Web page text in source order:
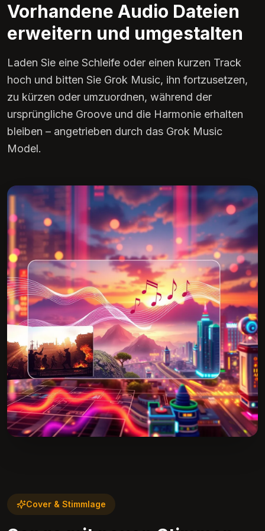
Vorhandene Audio Dateien
erweitern und umgestalten
Laden Sie eine Schleife oder einen kurzen Track
hoch und bitten Sie Grok Music, ihn fortzusetzen,
zu kürzen oder umzuordnen, während der
ursprüngliche Groove und die Harmonie erhalten
bleiben – angetrieben durch das Grok Music
Model.
Cover & Stimmlage